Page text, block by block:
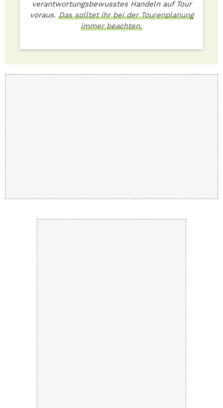
verantwortungsbewusstes Handeln auf Tour
voraus. Das solltet ihr bei der Tourenplanung
immer beachten.